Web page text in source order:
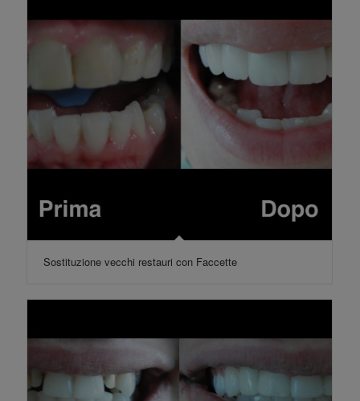
Sostituzione vecchi restauri con Faccette